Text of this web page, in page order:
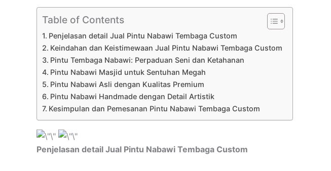
Table of Contents
Penjelasan detail Jual Pintu Nabawi Tembaga Custom
Keindahan dan Keistimewaan Jual Pintu Nabawi Tembaga Custom
Pintu Tembaga Nabawi: Perpaduan Seni dan Ketahanan
Pintu Nabawi Masjid untuk Sentuhan Megah
Pintu Nabawi Asli dengan Kualitas Premium
Pintu Nabawi Handmade dengan Detail Artistik
Kesimpulan dan Pemesanan Pintu Nabawi Tembaga Custom
Penjelasan detail Jual Pintu Nabawi Tembaga Custom